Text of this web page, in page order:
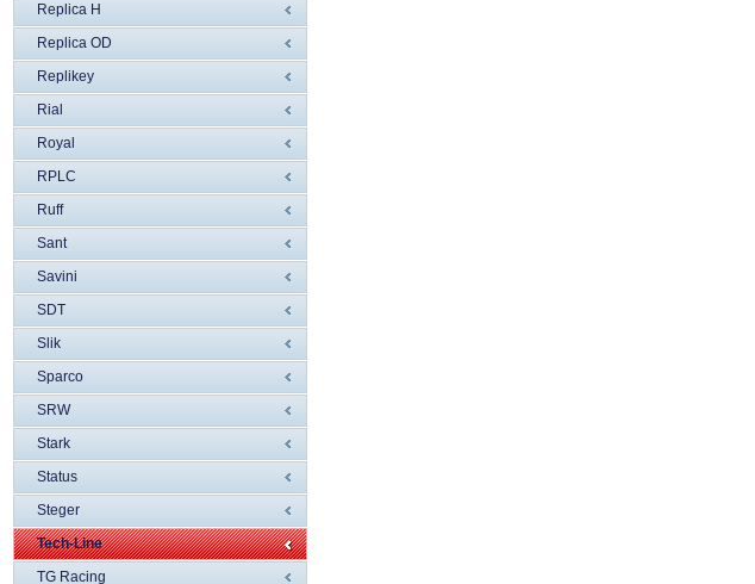
Replica H
Replica OD
Replikey
Rial
Royal
RPLC
Ruff
Sant
Savini
SDT
Slik
Sparco
SRW
Stark
Status
Steger
Tech-Line
TG Racing